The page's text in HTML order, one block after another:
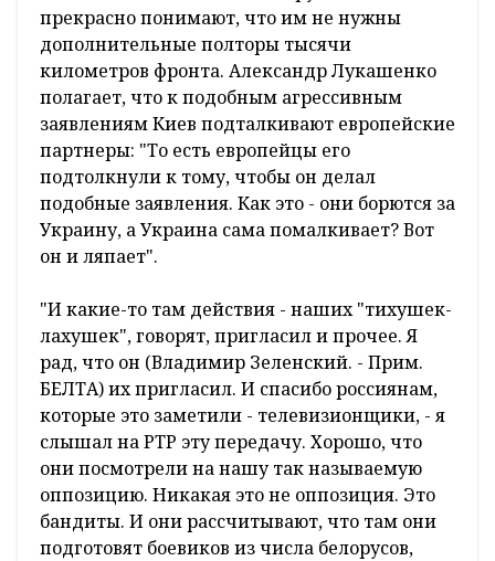
прекрасно понимают, что им не нужны
дополнительные полторы тысячи
километров фронта. Александр Лукашенко
полагает, что к подобным агрессивным
заявлениям Киев подталкивают европейские
партнеры: "То есть европейцы его
подтолкнули к тому, чтобы он делал
подобные заявления. Как это - они борются за
Украину, а Украина сама помалкивает? Вот
он и ляпает".
"И какие-то там действия - наших "тихушек-
лахушек", говорят, пригласил и прочее. Я
рад, что он (Владимир Зеленский. - Прим.
БЕЛТА) их пригласил. И спасибо россиянам,
которые это заметили - телевизионщики, - я
слышал на РТР эту передачу. Хорошо, что
они посмотрели на нашу так называемую
оппозицию. Никакая это не оппозиция. Это
бандиты. И они рассчитывают, что там они
подготовят боевиков из числа белорусов,